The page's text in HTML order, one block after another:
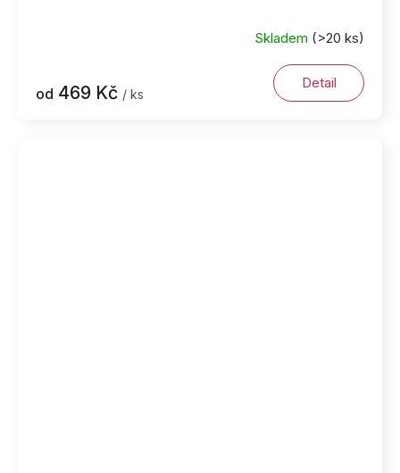
Skladem (>20 ks)
od 469 Kč / ks
Detail